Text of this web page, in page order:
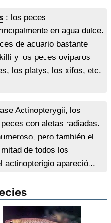
: los peces
en agua dulce.
de acuario bastante
y los peces ovíparos
los platys, los xifos, etc.
Actinopterygii, los
con aletas radiadas.
pero también el
de todos los
actinopterigio apareció...